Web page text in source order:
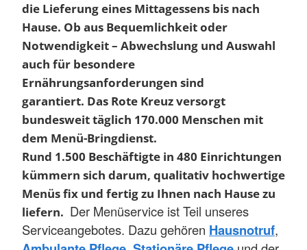
die Lieferung eines Mittagessens bis nach
Hause. Ob aus Bequemlichkeit oder
Notwendigkeit – Abwechslung und Auswahl
auch für besondere
Ernährungsanforderungen sind
garantiert. Das Rote Kreuz versorgt
bundesweit täglich 170.000 Menschen mit
dem Menü-Bringdienst.
Rund 1.500 Beschäftigte in 480 Einrichtungen
kümmern sich darum, qualitativ hochwertige
Menüs fix und fertig zu Ihnen nach Hause zu
liefern. Der Menüservice ist Teil unseres
Serviceangebotes. Dazu gehören Hausnotruf,